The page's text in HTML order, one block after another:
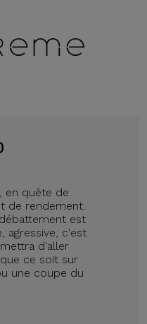
en quête de
de rendement.
est
agressive, c'est
d'aller
ce soit sur
une coupe du